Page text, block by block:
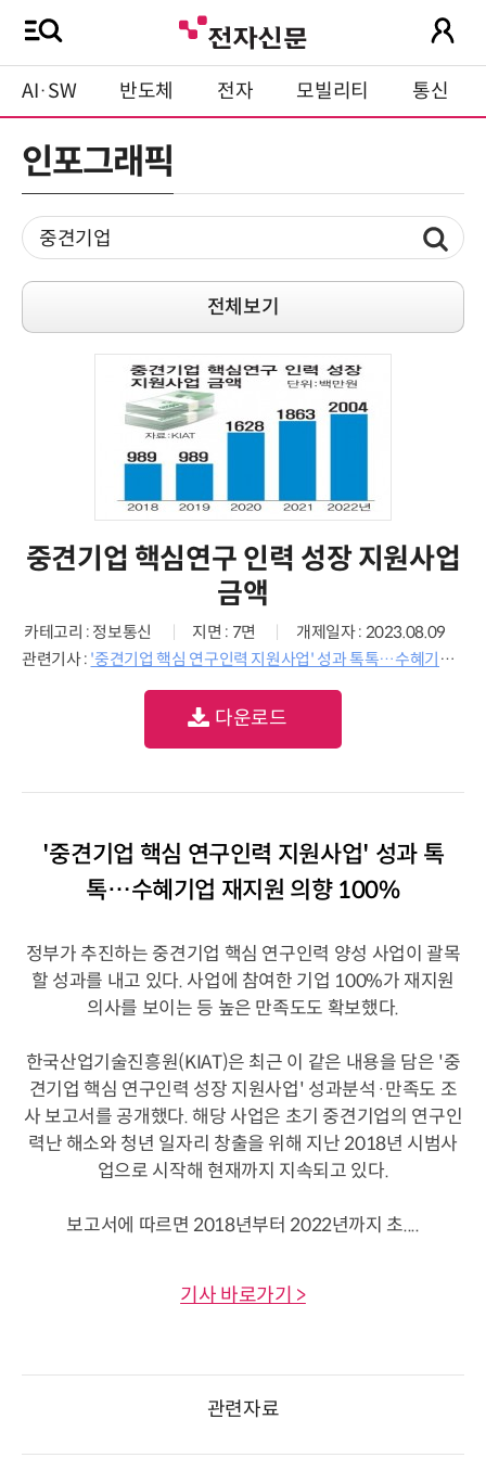
AI·SW 반도체 전자 모빌리티 통신
인포그래픽
전체보기
중견기업 핵심연구 인력 성장 지원사업
금액
카테고리 : 정보통신 지면 : 7면
개제일자 : 2023.08.09
관련기사 : '중견기업 핵심 연구인력 지원사업' 성과 톡톡…수혜기업 재지원 의향 100%
다운로드
'중견기업 핵심 연구인력 지원사업' 성과 톡
톡…수혜기업 재지원 의향 100%
정부가 추진하는 중견기업 핵심 연구인력 양성 사업이 괄목
할 성과를 내고 있다. 사업에 참여한 기업 100%가 재지원
의사를 보이는 등 높은 만족도도 확보했다.
한국산업기술진흥원(KIAT)은 최근 이 같은 내용을 담은 '중
견기업 핵심 연구인력 성장 지원사업' 성과분석·만족도 조
사 보고서를 공개했다. 해당 사업은 초기 중견기업의 연구인
력난 해소와 청년 일자리 창출을 위해 지난 2018년 시범사
업으로 시작해 현재까지 지속되고 있다.
보고서에 따르면 2018년부터 2022년까지 초....
기사 바로가기 >
관련자료